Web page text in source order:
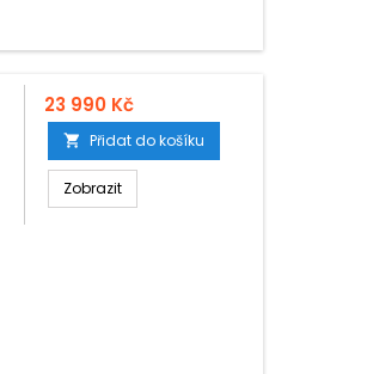
23 990 Kč
 Přidat do košíku
Zobrazit